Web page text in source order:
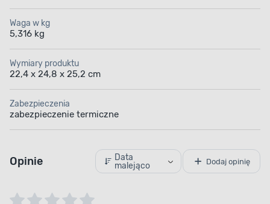
Waga w kg
5,316 kg
Wymiary produktu
22,4 x 24,8 x 25,2 cm
Zabezpieczenia
zabezpieczenie termiczne
Opinie
Data
malejąco
Dodaj opinię